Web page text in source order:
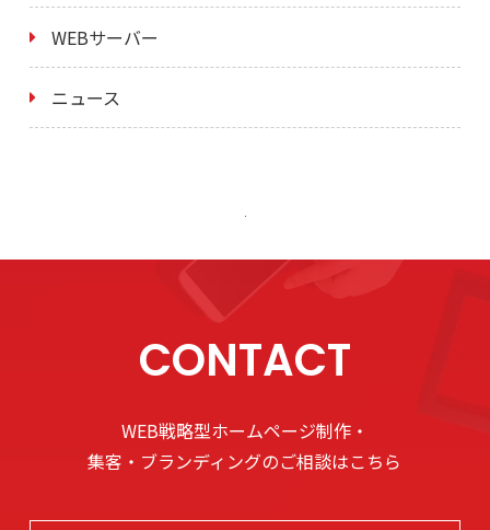
WEBサーバー
ニュース
CONTACT
WEB戦略型ホームページ制作・
集客・ブランディングのご相談はこちら